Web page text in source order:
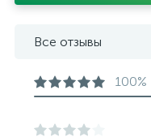
Все отзывы
100%